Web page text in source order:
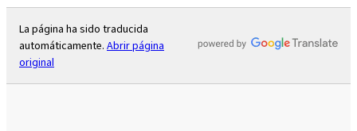
La página ha sido traducida
automáticamente. Abrir página
original